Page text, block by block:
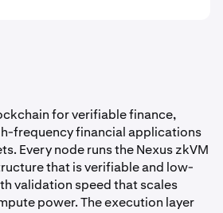
for verifiable finance,
frequency financial applications
Every node runs the Nexus zkVM
that is verifiable and low-
validation speed that scales
power. The execution layer